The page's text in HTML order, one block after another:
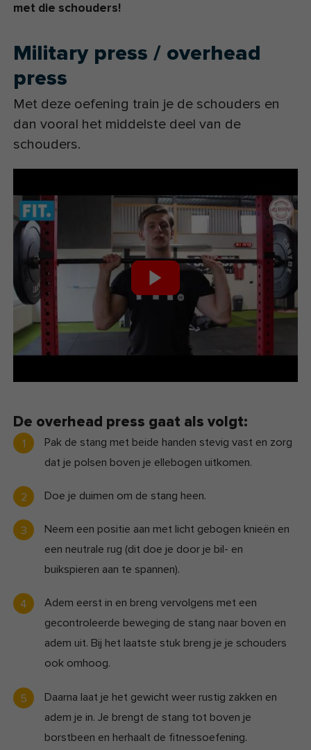
met die schouders!
Military press / overhead
press
Met deze oefening train je de schouders en
dan vooral het middelste deel van de
schouders.
De overhead press gaat als volgt:
Pak de stang met beide handen stevig vast en zorg
dat je polsen boven je ellebogen uitkomen.
Doe je duimen om de stang heen.
Neem een positie aan met licht gebogen knieën en
een neutrale rug (dit doe je door je bil- en
buikspieren aan te spannen).
Adem eerst in en breng vervolgens met een
gecontroleerde beweging de stang naar boven en
adem uit. Bij het laatste stuk breng je je schouders
ook omhoog.
Daarna laat je het gewicht weer rustig zakken en
adem je in. Je brengt de stang tot boven je
borstbeen en herhaalt de fitnessoefening.